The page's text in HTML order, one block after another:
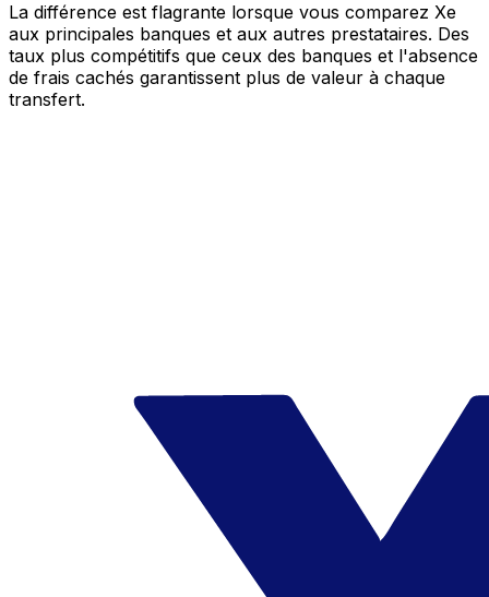
La différence est flagrante lorsque vous comparez Xe
aux principales banques et aux autres prestataires. Des
taux plus compétitifs que ceux des banques et l'absence
de frais cachés garantissent plus de valeur à chaque
transfert.